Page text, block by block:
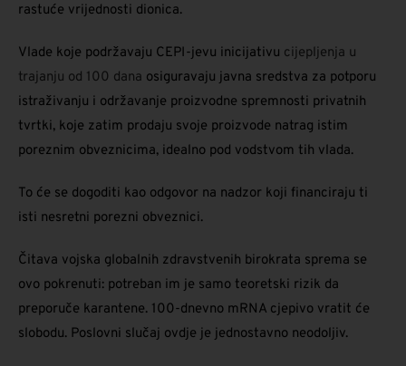
rastuće vrijednosti dionica.
Vlade koje podržavaju CEPI-jevu inicijativu cijepljenja u
trajanju od 100 dana osiguravaju javna sredstva za potporu
istraživanju i održavanje proizvodne spremnosti privatnih
tvrtki, koje zatim prodaju svoje proizvode natrag istim
poreznim obveznicima, idealno pod vodstvom tih vlada.
To će se dogoditi kao odgovor na nadzor koji financiraju ti
isti nesretni porezni obveznici.
Čitava vojska globalnih zdravstvenih birokrata sprema se
ovo pokrenuti: potreban im je samo teoretski rizik da
preporuče karantene. 100-dnevno mRNA cjepivo vratit će
slobodu. Poslovni slučaj ovdje je jednostavno neodoljiv.